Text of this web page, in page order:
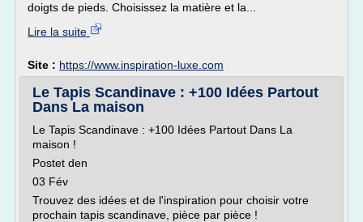
doigts de pieds. Choisissez la matière et la...
Lire la suite
Site : https://www.inspiration-luxe.com
Le Tapis Scandinave : +100 Idées Partout
Dans La maison
Le Tapis Scandinave : +100 Idées Partout Dans La
maison !
Postet den
03 Fév
Trouvez des idées et de l'inspiration pour choisir votre
prochain tapis scandinave, pièce par pièce !